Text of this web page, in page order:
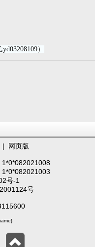
）
| 网页版
1*0*082021008
1*0*082021003
号-1
号